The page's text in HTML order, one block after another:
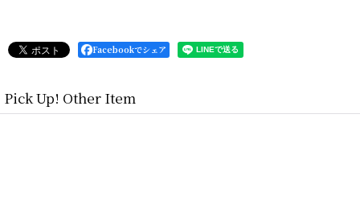
Facebookでシェア
Pick Up! Other Item